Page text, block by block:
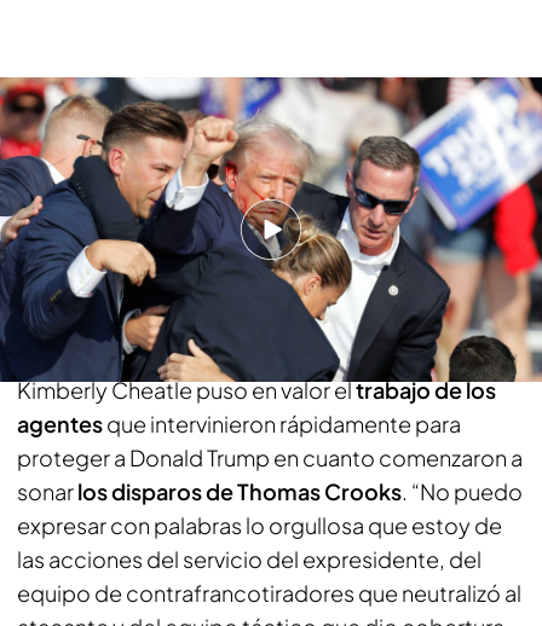
Así ha sido el intento de asesinato a Donald Trump: la bala le ha rozado la
oreja derecha
PUEDE INTERESARTE
Así es el rap de Donald Trump que arrasa en las
listas musicales de Estados Unidos
Kimberly Cheatle puso en valor el trabajo de
los agentes que intervinieron rápidamente
Kimberly Cheatle puso en valor eltrabajo de los
agentesque intervinieron rápidamente para
proteger a Donald Trump en cuanto comenzaron a
sonarlos disparos de Thomas Crooks. “No puedo
expresar con palabras lo orgullosa que estoy de
las acciones del servicio del expresidente, del
equipo de contrafrancotiradores que neutralizó al